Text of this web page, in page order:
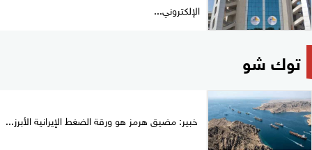
الإلكتروني...
توك شو
خبير: مضيق هرمز هو ورقة الضغط الإيرانية الأبرز...